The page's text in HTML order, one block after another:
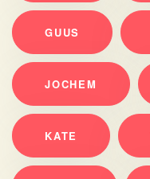
GUUS
JOCHEM
KATE